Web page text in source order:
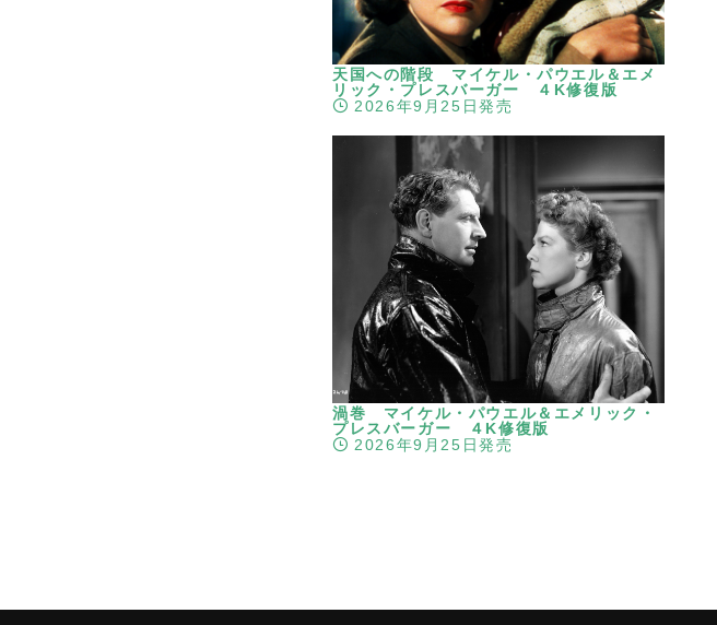
天国への階段 マイケル・パウエル＆エメ
リック・プレスバーガー ４K修復版
2026年9月25日発売
渦巻 マイケル・パウエル＆エメリック・
プレスバーガー ４K修復版
2026年9月25日発売